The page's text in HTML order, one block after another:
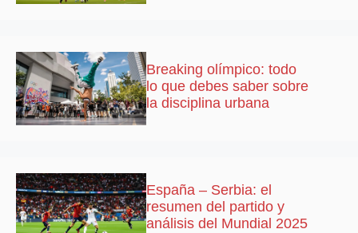
Breaking olímpico: todo
lo que debes saber sobre
la disciplina urbana
España – Serbia: el
resumen del partido y
análisis del Mundial 2025